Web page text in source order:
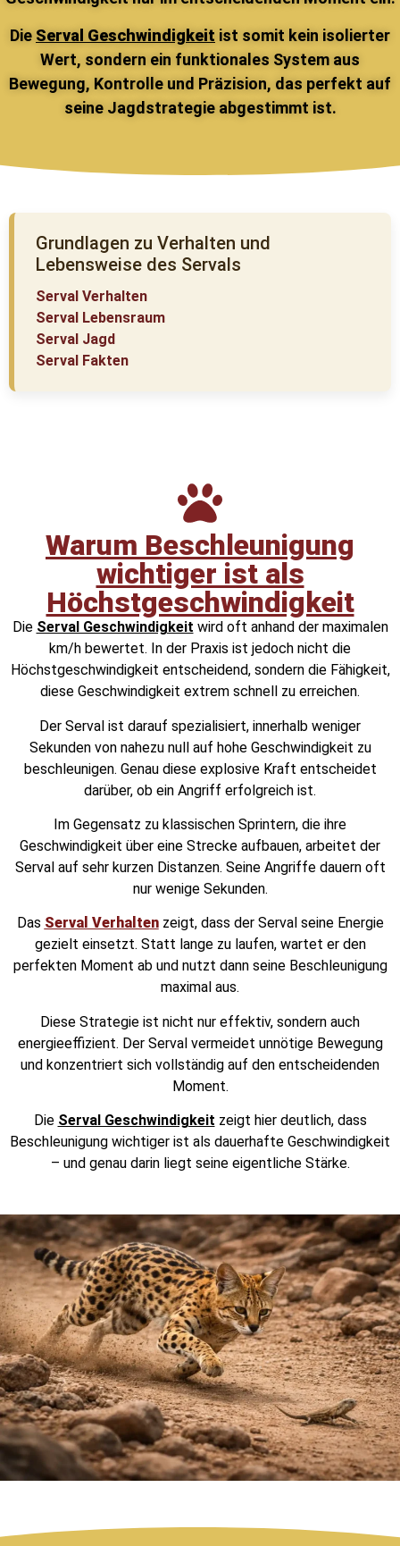
Die Serval Geschwindigkeit ist somit kein isolierter
Wert, sondern ein funktionales System aus
Bewegung, Kontrolle und Präzision, das perfekt auf
seine Jagdstrategie abgestimmt ist.
Grundlagen zu Verhalten und
Lebensweise des Servals
Serval Verhalten
Serval Lebensraum
Serval Jagd
Serval Fakten
Warum Beschleunigung
wichtiger ist als
Höchstgeschwindigkeit
Die Serval Geschwindigkeit wird oft anhand der maximalen
km/h bewertet. In der Praxis ist jedoch nicht die
Höchstgeschwindigkeit entscheidend, sondern die Fähigkeit,
diese Geschwindigkeit extrem schnell zu erreichen.
Der Serval ist darauf spezialisiert, innerhalb weniger
Sekunden von nahezu null auf hohe Geschwindigkeit zu
beschleunigen. Genau diese explosive Kraft entscheidet
darüber, ob ein Angriff erfolgreich ist.
Im Gegensatz zu klassischen Sprintern, die ihre
Geschwindigkeit über eine Strecke aufbauen, arbeitet der
Serval auf sehr kurzen Distanzen. Seine Angriffe dauern oft
nur wenige Sekunden.
Das Serval Verhaltenzeigt, dass der Serval seine Energie
gezielt einsetzt. Statt lange zu laufen, wartet er den
perfekten Moment ab und nutzt dann seine Beschleunigung
maximal aus.
Diese Strategie ist nicht nur effektiv, sondern auch
energieeffizient. Der Serval vermeidet unnötige Bewegung
und konzentriert sich vollständig auf den entscheidenden
Moment.
Die Serval Geschwindigkeit zeigt hier deutlich, dass
Beschleunigung wichtiger ist als dauerhafte Geschwindigkeit
– und genau darin liegt seine eigentliche Stärke.